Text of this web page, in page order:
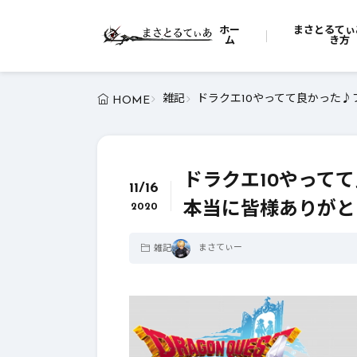
ホー
ム
まさとるて
き方
HOME 雑記 ドラクエ10やってて良かった
11/16
2020
ドラクエ10やって
本当に皆様ありが
雑記 まさてぃー